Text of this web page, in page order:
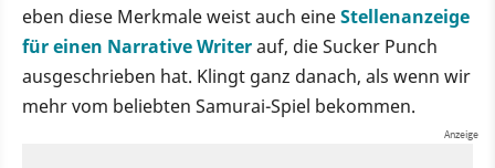
eben diese Merkmale weist auch eineStellenanzeige
für einen Narrative Writerauf, die Sucker Punch
ausgeschrieben hat. Klingt ganz danach, als wenn wir
mehr vom beliebten Samurai-Spiel bekommen.